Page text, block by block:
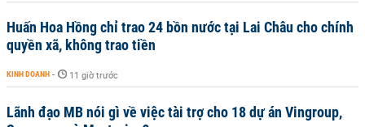
Huấn Hoa Hồng chỉ trao 24 bồn nước tại Lai Châu cho chính
quyền xã, không trao tiền
KINH DOANH - 11 giờ trước
Lãnh đạo MB nói gì về việc tài trợ cho 18 dự án Vingroup,